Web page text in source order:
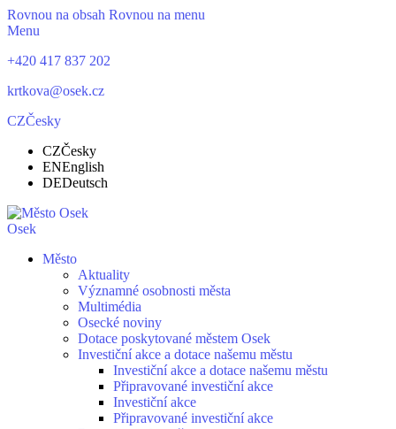
Rovnou na obsah Rovnou na menu
Menu
+420 417 837 202
krtkova@osek.cz
CZČesky
CZČesky
ENEnglish
DEDeutsch
Osek
Město
Aktuality
Významné osobnosti města
Multimédia
Osecké noviny
Dotace poskytované městem Osek
Investiční akce a dotace našemu městu
Investiční akce a dotace našemu městu
Připravované investiční akce
Investiční akce
Připravované investiční akce